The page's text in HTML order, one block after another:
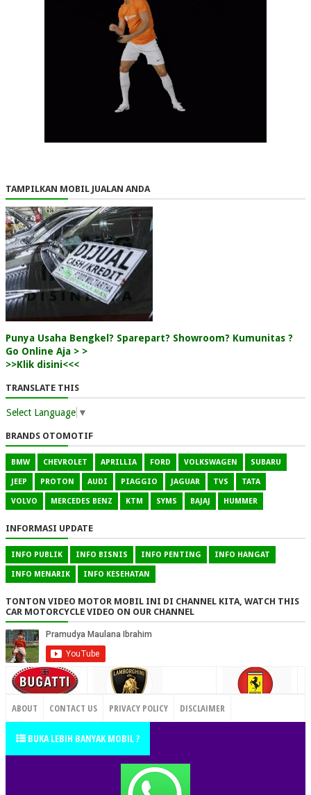
TAMPILKAN MOBIL JUALAN ANDA
Punya Usaha Bengkel? Sparepart? Showroom? Kumunitas ?
Go Online Aja > >
>>Klik disini<<<
TRANSLATE THIS
Select Language ▼
BRANDS OTOMOTIF
BMW CHEVROLET APRILLIA FORD VOLKSWAGEN SUBARU
JEEP PROTON AUDI PIAGGIO JAGUAR TVS TATA
VOLVO MERCEDES BENZ KTM SYMS BAJAJ HUMMER
INFORMASI UPDATE
INFO PUBLIK INFO BISNIS INFO PENTING INFO HANGAT
INFO MENARIK INFO KESEHATAN
TONTON VIDEO MOTOR MOBIL INI DI CHANNEL KITA, WATCH THIS
CAR MOTORCYCLE VIDEO ON OUR CHANNEL
CONTACT US
ABOUT CONTACT US PRIVACY POLICY DISCLAIMER
TERMS OF SERVICE SITEMAP
BUKA LEBIH BANYAK MOBIL ?